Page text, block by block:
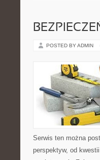
POSTED BY ADMIN
Serwis ten można
perspektyw, od